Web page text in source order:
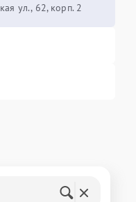
ул., 62, корп. 2